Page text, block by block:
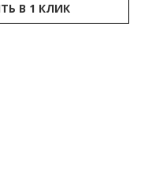
В 1 КЛИК